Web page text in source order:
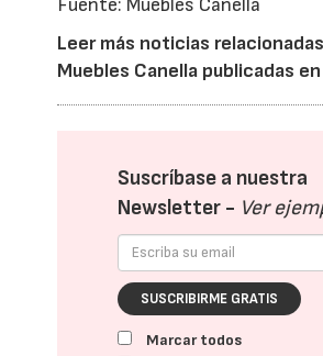
Fuente: Muebles Canella
Leer más noticias
Muebles Canella publicadas
Suscríbase a nuestra
Newsletter - Ver
SUSCRIBIRME GRATIS
Marcar todos